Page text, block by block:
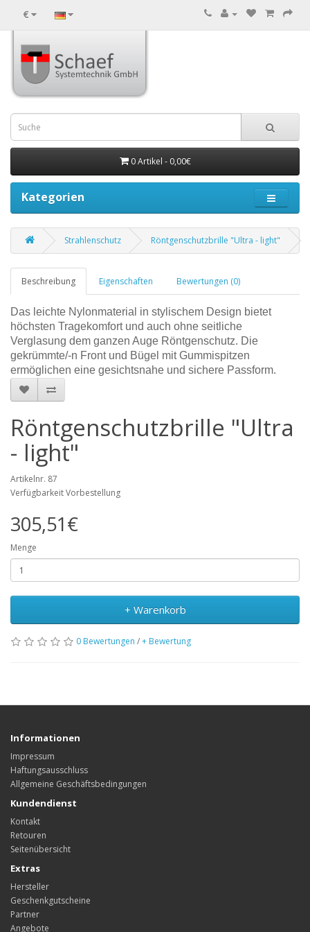
€
0 Artikel - 0,00€
Kategorien
Strahlenschutz Röntgenschutzbrille "Ultra - light"
Beschreibung Eigenschaften Bewertungen (0)
Das leichte Nylonmaterial in stylischem Design bietet
höchsten Tragekomfort und auch ohne seitliche
Verglasung dem ganzen Auge Röntgenschutz. Die
gekrümmte/-n Front und Bügel mit Gummispitzen
ermöglichen eine gesichtsnahe und sichere Passform.
Röntgenschutzbrille "Ultra
- light"
Artikelnr. 87
Verfügbarkeit Vorbestellung
305,51€
Menge
+ Warenkorb
0 Bewertungen /+ Bewertung
Informationen
Impressum
Haftungsausschluss
Allgemeine Geschäftsbedingungen
Kundendienst
Kontakt
Retouren
Seitenübersicht
Extras
Hersteller
Geschenkgutscheine
Partner
Angebote